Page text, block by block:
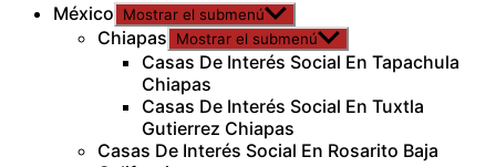
México
Mostrar el submenú
Chiapas Mostrar el submenú
Casas De Interés Social En Tapachula
Chiapas
Casas De Interés Social En Tuxtla
Gutierrez Chiapas
Casas De Interés Social En Rosarito Baja